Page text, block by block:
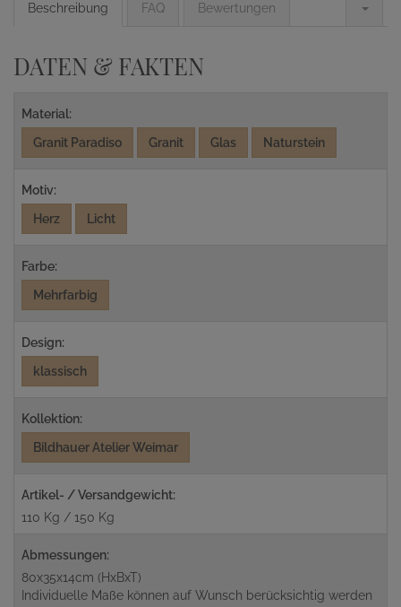
Beschreibung FAQ Bewertungen
DATEN & FAKTEN
Material:
Granit Paradiso
Granit Glas Naturstein
Motiv:
Herz
Licht
Farbe:
Mehrfarbig
Design:
klassisch
Kollektion:
Bildhauer Atelier Weimar
Artikel- / Versandgewicht:
110 Kg / 150 Kg
Abmessungen:
80x35x14cm (HxBxT)
Individuelle Maße können auf Wunsch berücksichtig werden